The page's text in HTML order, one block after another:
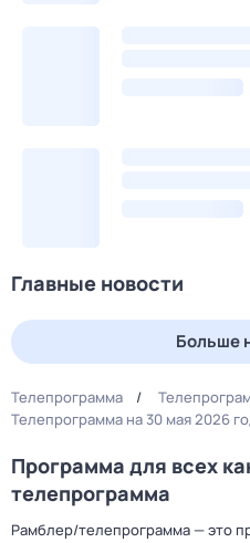
Главные новости
Больше
Телепрограмма
Телепрограмма на 30 мая 2026
Программа для всех
телепрограмма
Рамблер/телепрограмма — это